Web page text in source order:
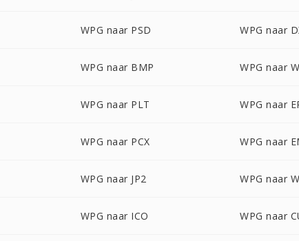
WPG naar PSD WPG naar
WPG naar BMP WPG naar
WPG naar PLT WPG naar
WPG naar PCX WPG naar
WPG naar JP2 WPG naar
WPG naar ICO WPG naar